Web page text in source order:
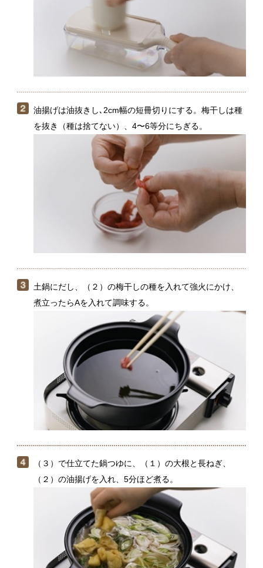
油揚げは油抜きし､2cm幅の短冊切りにする。梅干しは種
を抜き（種は捨てない）、4〜6等分にちぎる。
土鍋にだし、（２）の梅干しの種を入れて強火にかけ、
煮立ったらAを入れて調味する。
（３）で仕立てた鍋つゆに、（１）の大根と長ねぎ、
（２）の油揚げを入れ、5分ほど煮る。
（４）の大根に火が通ったら、（２）のちぎった梅干
し、豚肉を入れる。肉の色が変わったところで春菊の葉
を入れ、サッと火を通したら、できあがり。すぐに器に
取り分ける。